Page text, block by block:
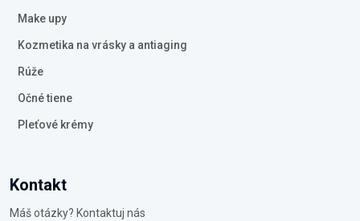
Make upy
Kozmetika na vrásky a antiaging
Rúže
Očné tiene
Pleťové krémy
Kontakt
Máš otázky? Kontaktuj nás